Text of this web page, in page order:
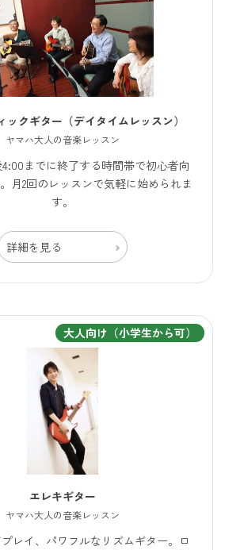
ックギター（デイタイムレッスン）
ヤマハ大人の音楽レッスン
までに終了する時間帯で初心者向
月2回のレッスンで気軽に始められま
す。
詳細を見る
大人向け（小学生から可）
エレキギター
ヤマハ大人の音楽レッスン
レイ、パワフルなリズムギター。ロ